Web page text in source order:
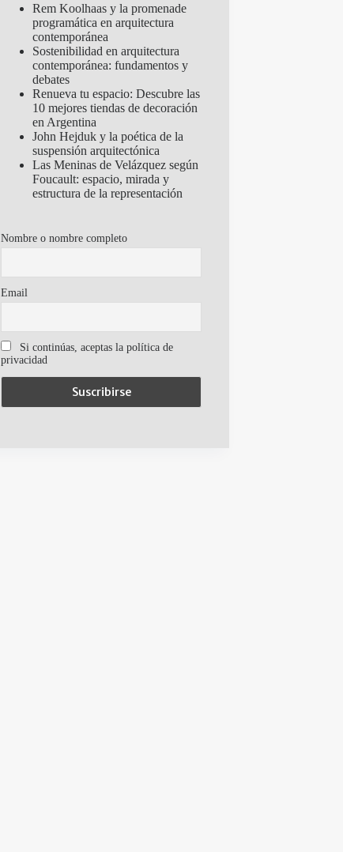
Rem Koolhaas y la promenade
programática en arquitectura
contemporánea
Sostenibilidad en arquitectura
contemporánea: fundamentos y
debates
Renueva tu espacio: Descubre las
10 mejores tiendas de decoración
en Argentina
John Hejduk y la poética de la
suspensión arquitectónica
Las Meninas de Velázquez según
Foucault: espacio, mirada y
estructura de la representación
Nombre o nombre completo
Email
Si continúas, aceptas la política de
privacidad